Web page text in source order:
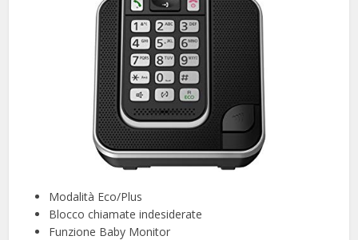
Modalità Eco/Plus
Blocco chiamate indesiderate
Funzione Baby Monitor